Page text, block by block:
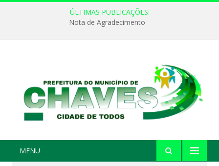
ÚLTIMAS PUBLICAÇÕES:
Nota de Agradecimento
MENU